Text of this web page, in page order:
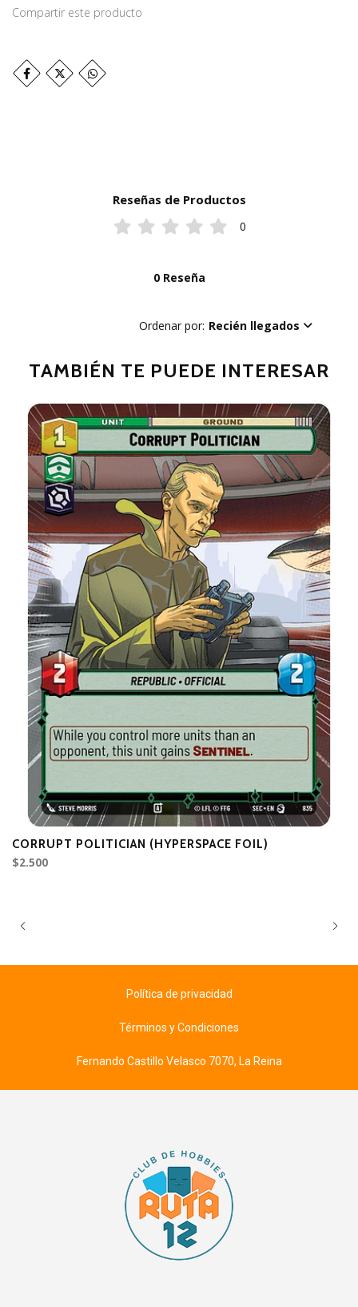
Compartir este producto
Reseñas de Productos
0
0 Reseña
Ordenar por: Recién llegados
TAMBIÉN TE PUEDE INTERESAR
CORRUPT POLITICIAN (HYPERSPACE FOIL)
$2.500
Política de privacidad
Términos y Condiciones
Fernando Castillo Velasco 7070, La Reina